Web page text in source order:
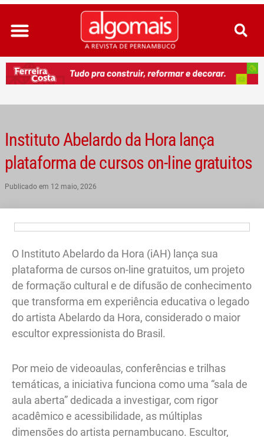
Ir
para
conteúdo
Instituto Abelardo da Hora lança
plataforma de cursos on-line gratuitos
Publicado em 12 maio, 2026
O Instituto Abelardo da Hora (iAH) lança sua
plataforma de cursos on-line gratuitos, um projeto
de formação cultural e de difusão de conhecimento
que transforma em experiência educativa o legado
do artista Abelardo da Hora, considerado o maior
escultor expressionista do Brasil.
Por meio de videoaulas, conferências e trilhas
temáticas, a iniciativa funciona como uma “sala de
aula aberta” dedicada a investigar, com rigor
acadêmico e acessibilidade, as múltiplas
dimensões do artista pernambucano. Escultor,